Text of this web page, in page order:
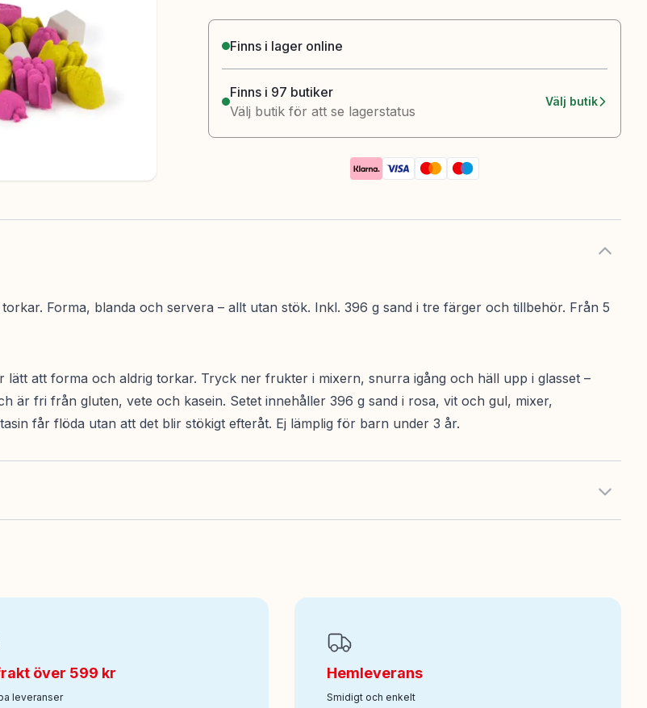
Finns i lager online
Finns i 97 butiker
Välj butik för att se lagerstatus
Välj butik
Forma, blanda och servera – allt utan stök. Inkl. 396 g sand i tre färger och tillbehör. Från 5
att forma och aldrig torkar. Tryck ner frukter i mixern, snurra igång och häll upp i glasset –
är fri från gluten, vete och kasein. Setet innehåller 396 g sand i rosa, vit och gul, mixer,
får flöda utan att det blir stökigt efteråt. Ej lämplig för barn under 3 år.
över 599 kr
leveranser
Hemleverans
Smidigt och enkelt